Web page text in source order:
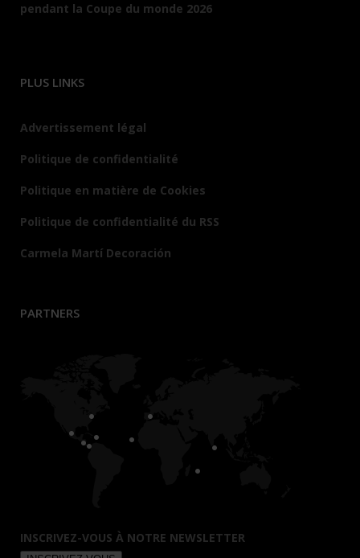
pendant la Coupe du monde 2026
PLUS LINKS
Advertissement légal
Politique de confidentialité
Politique en matière de Cookies
Politique de confidentialité du RSS
Carmela Martí Decoración
PARTNERS
INSCRIVEZ-VOUS À NOTRE NEWSLETTER